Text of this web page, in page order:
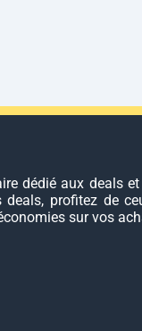
dédié aux deals
profitez de
sur vos